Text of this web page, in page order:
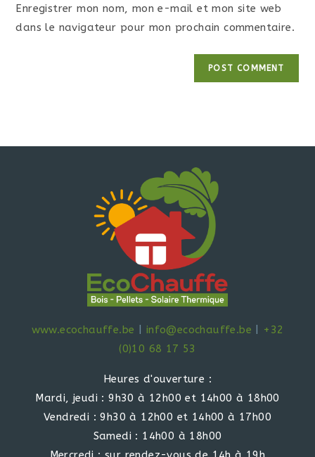
Enregistrer mon nom, mon e-mail et mon site web
dans le navigateur pour mon prochain commentaire.
www.ecochauffe.be info@ecochauffe.be
+32
(0)10 68 17 53
Heures d'ouverture :
Mardi, jeudi : 9h30 à 12h00 et 14h00 à 18h00
Vendredi : 9h30 à 12h00 et 14h00 à 17h00
Samedi : 14h00 à 18h00